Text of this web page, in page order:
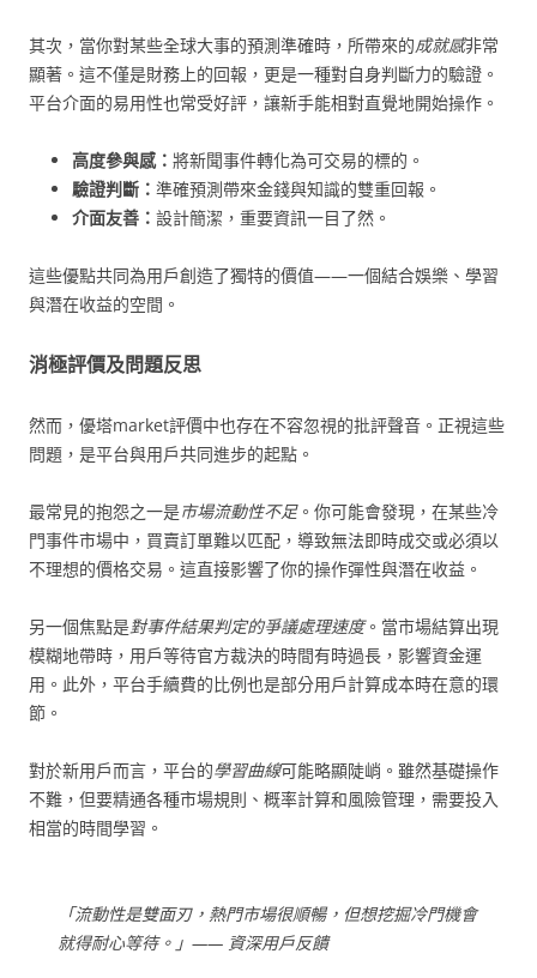
其次，當你對某些全球大事的預測準確時，所帶來的成就感非常
顯著。這不僅是財務上的回報，更是一種對自身判斷力的驗證。
平台介面的易用性也常受好評，讓新手能相對直覺地開始操作。
高度參與感： 將新聞事件轉化為可交易的標的。
驗證判斷： 準確預測帶來金錢與知識的雙重回報。
介面友善： 設計簡潔，重要資訊一目了然。
這些優點共同為用戶創造了獨特的價值——一個結合娛樂、學習
與潛在收益的空間。
消極評價及問題反思
然而，優塔market評價中也存在不容忽視的批評聲音。正視這些
問題，是平台與用戶共同進步的起點。
最常見的抱怨之一是市場流動性不足。你可能會發現，在某些冷
門事件市場中，買賣訂單難以匹配，導致無法即時成交或必須以
不理想的價格交易。這直接影響了你的操作彈性與潛在收益。
另一個焦點是對事件結果判定的爭議處理速度。當市場結算出現
模糊地帶時，用戶等待官方裁決的時間有時過長，影響資金運
用。此外，平台手續費的比例也是部分用戶計算成本時在意的環
節。
對於新用戶而言，平台的學習曲線可能略顯陡峭。雖然基礎操作
不難，但要精通各種市場規則、概率計算和風險管理，需要投入
相當的時間學習。
「流動性是雙面刃，熱門市場很順暢，但想挖掘冷門機會
就得耐心等待。」—— 資深用戶反饋